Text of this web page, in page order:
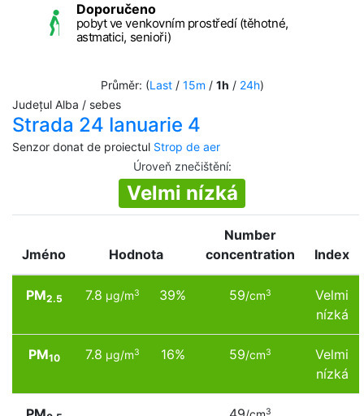
Doporučeno
pobyt ve venkovním prostředí (těhotné,
astmatici, senioři)
Průměr: (Last/ 15m / 1h / 24h)
Județul Alba / sebes
Strada 24 Ianuarie 4
Senzor donat de proiectul Strop de aer
Úroveň znečištění:
Velmi nízká
Jméno Hodnota
Number
concentration
Index
PM2.5 7.8 µg/m3 39% 59/cm3
Velmi
nízká
PM10 7.8 µg/m3 16% 59/cm3
Velmi
nízká
3